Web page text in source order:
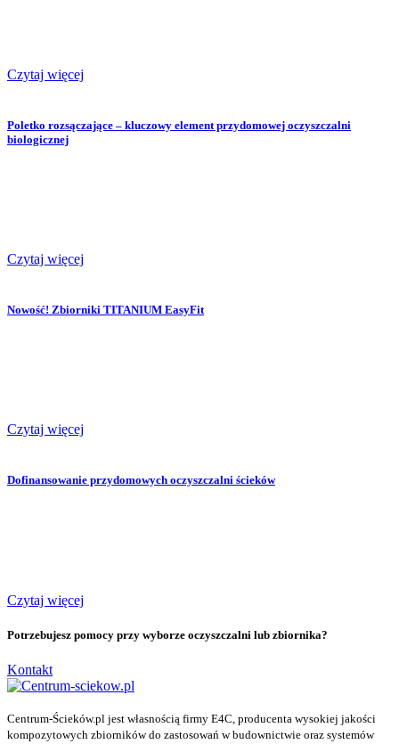
Czytaj więcej
Poletko rozsączające – kluczowy element przydomowej oczyszczalni
biologicznej
Czytaj więcej
Nowość! Zbiorniki TITANIUM EasyFit
Czytaj więcej
Dofinansowanie przydomowych oczyszczalni ścieków
Czytaj więcej
Potrzebujesz pomocy przy wyborze oczyszczalni lub zbiornika?
Kontakt
Centrum-Ścieków.pl jest własnością firmy E4C, producenta wysokiej jakości
kompozytowych zbiorników do zastosowań w budownictwie oraz systemów